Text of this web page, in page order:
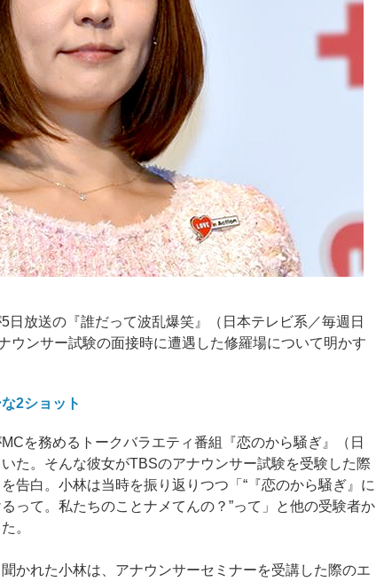
放送の『誰だって波乱爆笑』（日本テレビ系／毎週日
ウンサー試験の面接時に遭遇した修羅場について明かす
2ショット
を務めるトークバラエティ番組『恋のから騒ぎ』（日
た。そんな彼女がTBSのアナウンサー試験を受験した際
告白。小林は当時を振り返りつつ「“『恋のから騒ぎ』に
って。私たちのことナメてんの？”って」と他の受験者か
。
かれた小林は、アナウンサーセミナーを受講した際のエ